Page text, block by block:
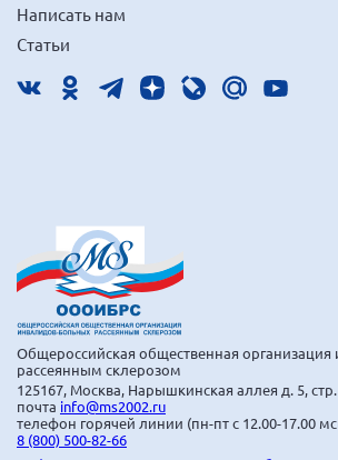
Написать нам
Статьи
Общероссийская общественная
рассеянным склерозом
125167, Москва, Нарышкинская аллея д. 5, стр.
почта info@ms2002.ru
телефон горячей линии (пн-пт с 12.00-17.00
8 (800) 500-82-66